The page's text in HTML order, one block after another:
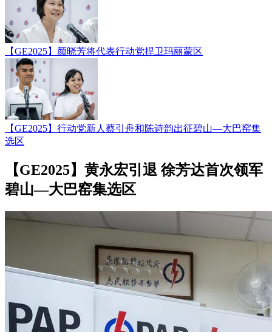
【GE2025】颜晓芳将代表行动党捍卫玛丽蒙区
【GE2025】行动党新人蔡引舟和陈诗韵出征碧山—大巴窑集
选区
【GE2025】黄永宏引退 徐芳达首次领军
碧山—大巴窑集选区